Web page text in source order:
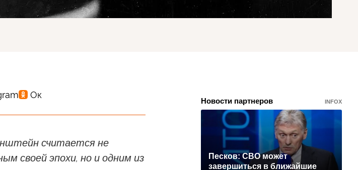
считается не
своей эпохи, но и одним из
Новости партнеров INFOX
Песков: СВО может
завершиться в ближайшие